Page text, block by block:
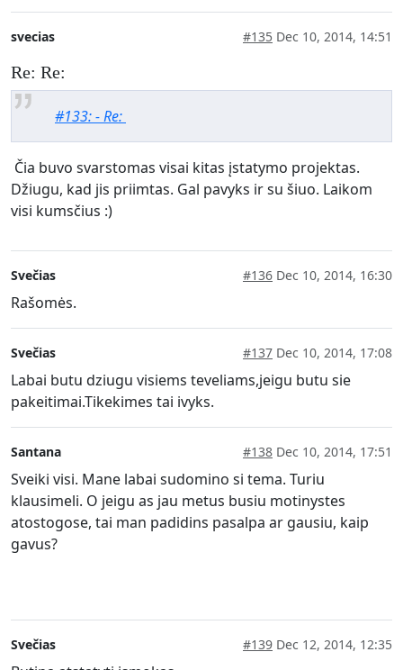
svecias #135 Dec 10, 2014, 14:51
Re: Re:
#133: - Re:
Čia buvo svarstomas visai kitas įstatymo projektas.
Džiugu, kad jis priimtas. Gal pavyks ir su šiuo. Laikom
visi kumsčius :)
Svečias #136 Dec 10, 2014, 16:30
Rašomės.
Svečias #137 Dec 10, 2014, 17:08
Labai butu dziugu visiems teveliams,jeigu butu sie
pakeitimai.Tikekimes tai ivyks.
Santana #138 Dec 10, 2014, 17:51
Sveiki visi. Mane labai sudomino si tema. Turiu
klausimeli. O jeigu as jau metus busiu motinystes
atostogose, tai man padidins pasalpa ar gausiu, kaip
gavus?
Svečias #139 Dec 12, 2014, 12:35